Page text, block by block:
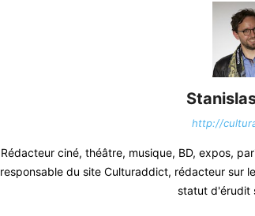
http://
Rédacteur ciné, théâtre, musique, BD, expos,
responsable du site Culturaddict, rédacteur sur
statut d'érudit